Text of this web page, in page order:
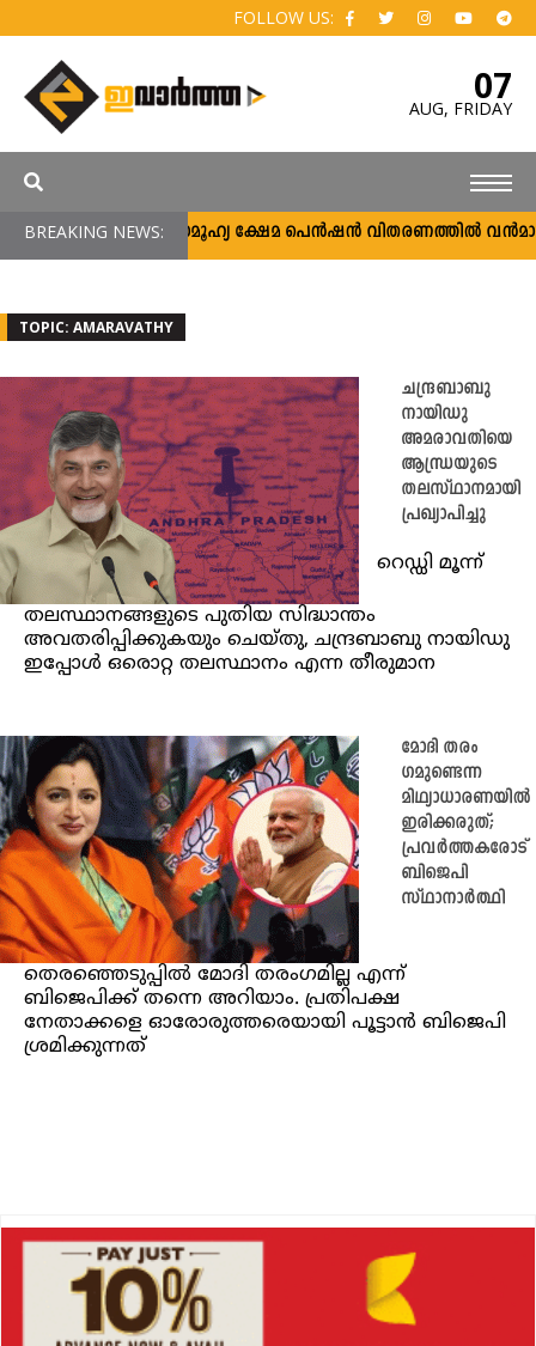
FOLLOW US:
07
AUG, FRIDAY
BREAKING NEWS:സാമൂഹ്യ ക്ഷേമ പെൻഷൻ വിതരണത്തിൽ വൻമാറ്റം;
TOPIC: AMARAVATHY
ചന്ദ്രബാബു
നായിഡു
അമരാവതിയെ
ആന്ധ്രയുടെ
തലസ്ഥാനമായി
പ്രഖ്യാപിച്ചു
റെഡ്ഡി മൂന്ന്
തലസ്ഥാനങ്ങളുടെ പുതിയ സിദ്ധാന്തം
അവതരിപ്പിക്കുകയും ചെയ്തു, ചന്ദ്രബാബു നായിഡു
ഇപ്പോൾ ഒരൊറ്റ തലസ്ഥാനം എന്ന തീരുമാന
മോദി തരം​
ഗമുണ്ടെന്ന
മിഥ്യാധാരണയിൽ
ഇരിക്കരുത്;
പ്രവർത്തകരോട്
ബിജെപി
സ്ഥാനാ‍ർത്ഥി
തെരഞ്ഞെടുപ്പിൽ മോദി തരംഗമില്ല എന്ന്
ബിജെപിക്ക് തന്നെ അറിയാം. പ്രതിപക്ഷ
നേതാക്കളെ ഓരോരുത്തരെയായി പൂട്ടാൻ ബിജെപി
ശ്രമിക്കുന്നത്